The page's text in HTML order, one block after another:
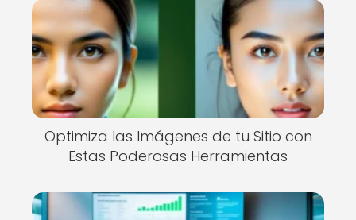
Optimiza las Imágenes de tu Sitio con
Estas Poderosas Herramientas